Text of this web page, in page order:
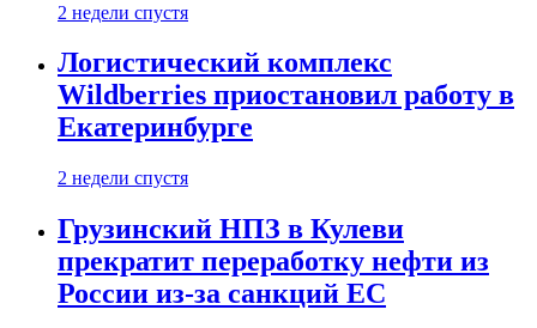
2 недели спустя
Логистический комплекс
Wildberries приостановил работу в
Екатеринбурге
2 недели спустя
Грузинский НПЗ в Кулеви
прекратит переработку нефти из
России из-за санкций ЕС